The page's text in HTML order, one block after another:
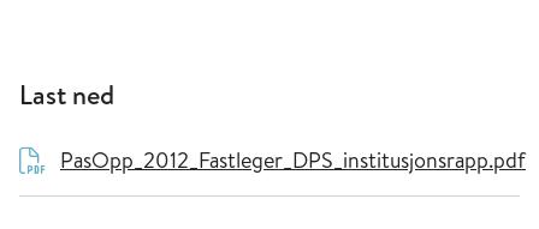
Last ned
PasOpp_2012_Fastleger_DPS_institusjonsrapp.pdf